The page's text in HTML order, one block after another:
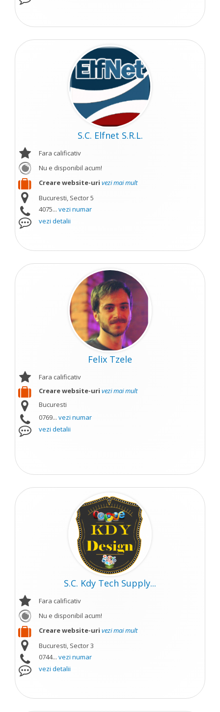
S.C. Elfnet S.R.L.
Fara calificativ
Nu e disponibil acum!
Creare website-uri vezi mai mult
Bucuresti, Sector 5
4075... vezi numar
vezi detalii
Felix Tzele
Fara calificativ
Creare website-uri vezi mai mult
Bucuresti
0769... vezi numar
vezi detalii
S.C. Kdy Tech Supply...
Fara calificativ
Nu e disponibil acum!
Creare website-uri vezi mai mult
Bucuresti, Sector 3
0744... vezi numar
vezi detalii